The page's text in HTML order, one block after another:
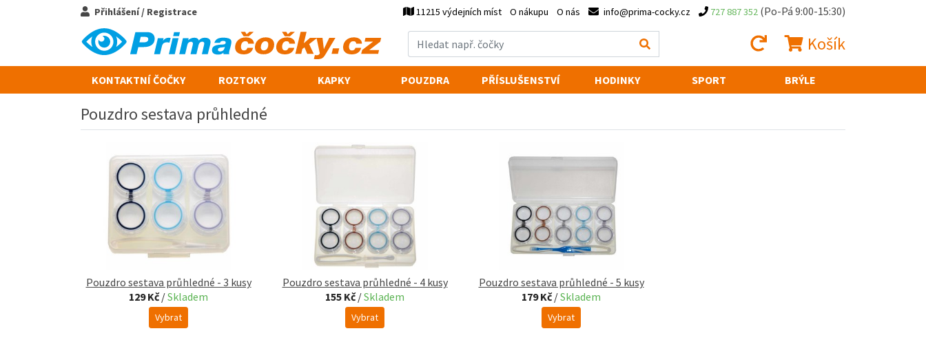
Přihlášení / Registrace 11215 výdejních míst O nákupu O nás info@prima-cocky.cz 727 887 352 (Po-Pá 9:00-15:30)
Košík
KONTAKTNÍ ČOČKY ROZTOKY KAPKY POUZDRA PŘÍSLUŠENSTVÍ HODINKY SPORT BRÝLE
Pouzdro sestava průhledné
Pouzdro sestava průhledné - 3 kusy
129 Kč/Skladem
Vybrat
Pouzdro sestava průhledné - 4 kusy
155 Kč/Skladem
Vybrat
Pouzdro sestava průhledné - 5 kusy
179 Kč/Skladem
Vybrat